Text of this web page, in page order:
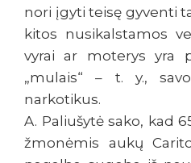
nori įgyti teisę gyventi
kitos nusikalstamos
vyrai ar moterys yra
„mulais“ – t. y.,
narkotikus.
A. Paliušytė sako, kad
žmonėmis aukų